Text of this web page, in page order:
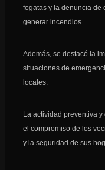
fogatas y la denuncia de
generar incendios.
Además, se destacó la
situaciones de
locales.
La actividad preventiva
el compromiso de los
y la seguridad de sus